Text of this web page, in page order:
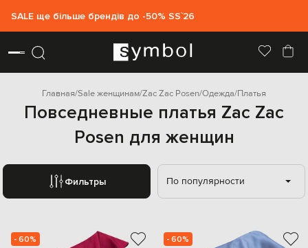
SALE ще більше брендів до -50% SS`26
Главная Sale женщинам Zac Zac Posen Одежда Платья
Повседневные платья Zac Zac
Posen для женщин
Фильтры По популярности
- 60% - 60%